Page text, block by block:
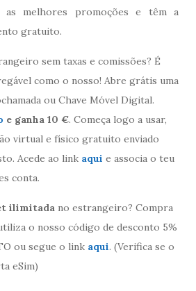
as melhores promoções e têm a
gratuito.
sem taxas e comissões? É
como o nosso! Abre grátis uma
ou Chave Móvel Digital.
e ganha 10 €. Começa logo a usar,
virtual e físico gratuito enviado
Acede ao link aqui e associa o teu
conta.
ilimitadano estrangeiro? Compra
o nosso código de desconto 5%
ou segue o link aqui. (Verifica se o
eSim)